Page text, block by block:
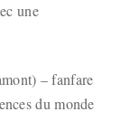
une
– fanfare
du monde